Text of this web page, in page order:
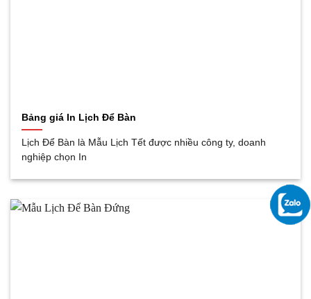
Bảng giá In Lịch Để Bàn
Lịch Để Bàn là Mẫu Lịch Tết được nhiều công ty, doanh
nghiệp chọn In